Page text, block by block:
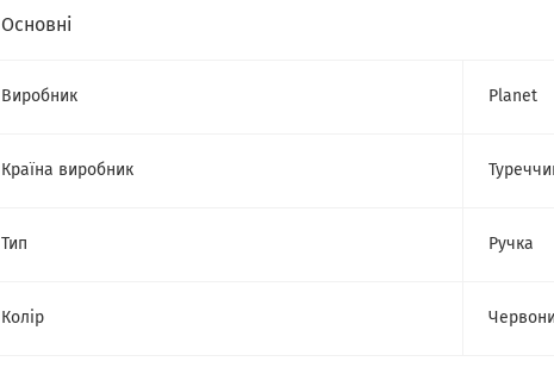
Основні
Виробник Planet
Країна виробник
Тип Ручка
Колір